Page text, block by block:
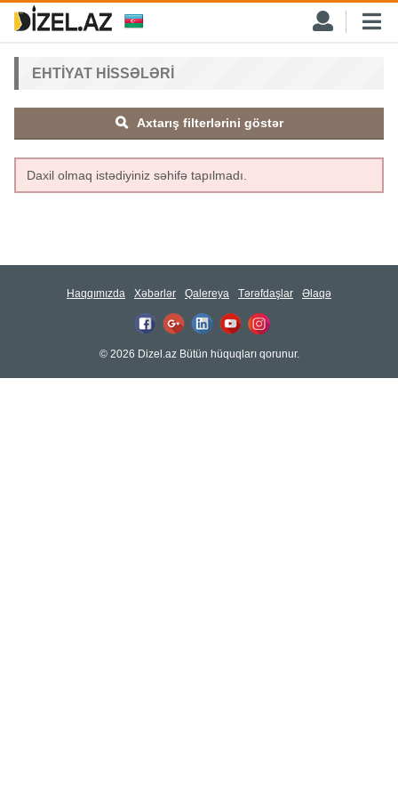
EHTIYAT HISSƏLƏRI
Axtarış filterlərini göstər
Daxil olmaq istədiyiniz səhifə tapılmadı.
Haqqımızda Xəbərlər Qalereya Tərəfdaşlar Əlaqə
© 2026 Dizel.az Bütün hüquqları qorunur.